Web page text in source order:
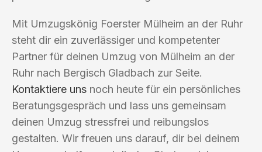
Mit Umzugskönig Foerster Mülheim an der Ruhr
steht dir ein zuverlässiger und kompetenter
Partner für deinen Umzug von Mülheim an der
Ruhr nach Bergisch Gladbach zur Seite.
Kontaktiere uns noch heute für ein persönliches
Beratungsgespräch und lass uns gemeinsam
deinen Umzug stressfrei und reibungslos
gestalten. Wir freuen uns darauf, dir bei deinem